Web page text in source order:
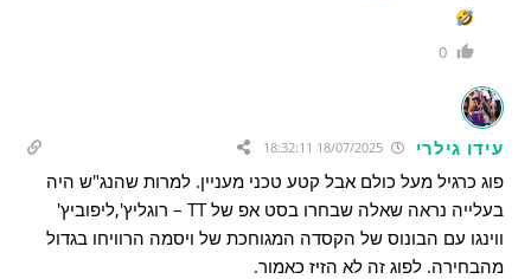
0
עידו גילרי 18/07/2025 18:32:11
פוג כרגיל מעל כולם אבל קטע טכני מעניין. למרות שהנג"ש היה
בעלייה נראה שאלה שבחרו בסט אפ של TT – רוגליץ',ליפוביץ'
ווינגו עם הבונוס של הקסדה המגוחכת של ויסמה הרוויחו בגדול
מהבחירה. לפוג זה לא הזיז כאמור.